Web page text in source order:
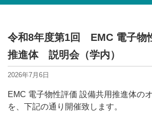
令和8年度第1回 EMC 電子物
推進体 説明会（学内）
2026年7月6日
EMC 電子物性評価 設備共用推進体の
を、下記の通り開催致します。